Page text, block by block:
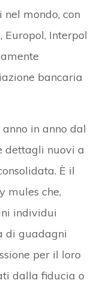
mondo, con
Europol, Interpol
bancaria
in anno dal
dettagli nuovi a
È il
mules che,
individui
di guadagni
per il loro
​​dalla fiducia o